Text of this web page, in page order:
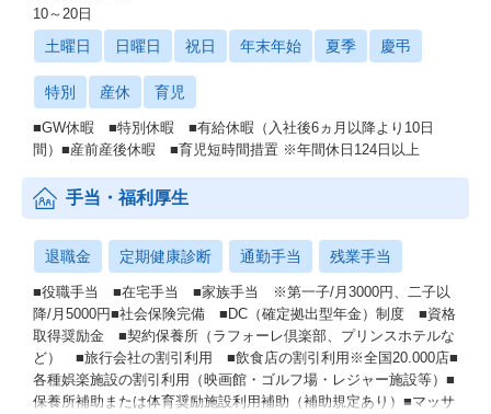
｜e-learning
ソフトウエアやハードウエアの基礎的分野から先端テクノロジー
分野まで、幅広い教材をご用意しています。
｜技術勉強会
エンジニア社員が主導となり、スキルアップに繋がる知識の向上
や資格取得を目的とした勉強会を実施します。
｜社員会
会社の状況や方針などを共有する定例会です。全社員が事業所ご
す。
｜コンプライアンス研修
社員一人ひとりのコンプライアンス意識を高めるための研修で
す。社会情勢や法令に対する適切な対応力を身につけます。
【技術研修】
｜PC基本スキル研修
10～20日
土曜日 日曜日 祝日 年末年始 夏季 慶弔
特別 産休 育児
■GW休暇 ■特別休暇 ■有給休暇（入社後6ヵ月以降より10日
間）■産前産後休暇 ■育児短時間措置 ※年間休日124日以上
手当・福利厚生
退職金 定期健康診断 通勤手当 残業手当
■役職手当 ■在宅手当 ■家族手当 ※第一子/月3000円、二子以
降/月5000円■社会保険完備 ■DC（確定拠出型年金）制度 ■資格
取得奨励金 ■契約保養所（ラフォーレ倶楽部、プリンスホテルな
ど） ■旅行会社の割引利用 ■飲食店の割引利用※全国20.000店■
各種娯楽施設の割引利用（映画館・ゴルフ場・レジャー施設等）■
保養所補助または体育奨励施設利用補助（補助規定あり）■マッサ